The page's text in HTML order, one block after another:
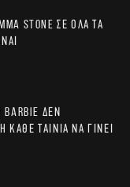
Stone σε όλα τα
Barbie δεν
κάθε ταινία να γίνει